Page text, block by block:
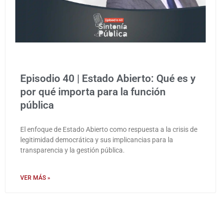
Episodio 40 | Estado Abierto: Qué es y
por qué importa para la función
pública
El enfoque de Estado Abierto como respuesta a la crisis de
legitimidad democrática y sus implicancias para la
transparencia y la gestión pública.
VER MÁS »